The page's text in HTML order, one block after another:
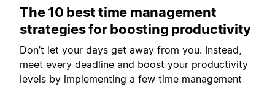
The 10 best time management
strategies for boosting productivity
Don’t let your days get away from you. Instead,
meet every deadline and boost your productivity
levels by implementing a few time management